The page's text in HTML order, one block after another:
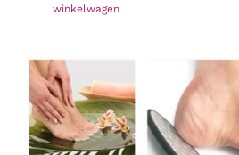
winkelwagen